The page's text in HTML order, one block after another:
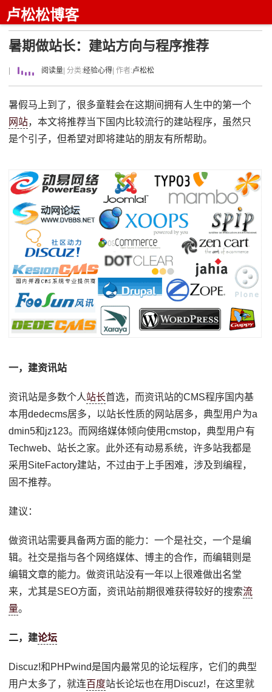
卢松松博客
暑期做站长：建站方向与程序推荐
阅读量 | 分类:经验心得 | 作者:卢松松
暑假马上到了，很多童鞋会在这期间拥有人生中的第一个
网站，本文将推荐当下国内比较流行的建站程序，虽然只
是个引子，但希望对即将建站的朋友有所帮助。
一，建资讯站
资讯站是多数个人站长首选，而资讯站的CMS程序国内基
本用dedecms居多，以站长性质的网站居多，典型用户为a
dmin5和jz123。而网络媒体倾向使用cmstop，典型用户有
Techweb、站长之家。此外还有动易系统，许多站我都是
采用SiteFactory建站，不过由于上手困难，涉及到编程，
固不推荐。
建议：
做资讯站需要具备两方面的能力：一个是社交，一个是编
辑。社交是指与各个网络媒体、博主的合作，而编辑则是
编辑文章的能力。做资讯站没有一年以上很难做出名堂
来，尤其是SEO方面，资讯站前期很难获得较好的搜索流
量。
二，建论坛
Discuz!和PHPwind是国内最常见的论坛程序，它们的典型
用户太多了，就连百度站长论坛也在用Discuz!，在这里就